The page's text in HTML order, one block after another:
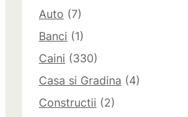
Auto (7)
Banci (1)
Caini (330)
Casa si Gradina (4)
Constructii (2)